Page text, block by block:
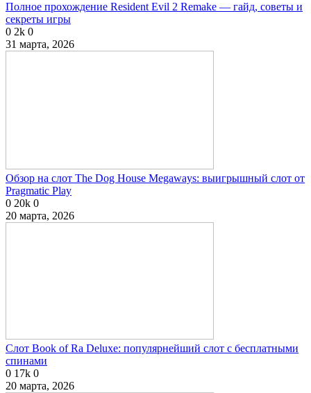
Полное прохождение Resident Evil 2 Remake — гайд, советы и
секреты игры
0 2k 0
31 марта, 2026
Обзор на слот The Dog House Megaways: выигрышный слот от
Pragmatic Play
0 20k 0
20 марта, 2026
Слот Book of Ra Deluxe: популярнейший слот с бесплатными
спинами
0 17k 0
20 марта, 2026